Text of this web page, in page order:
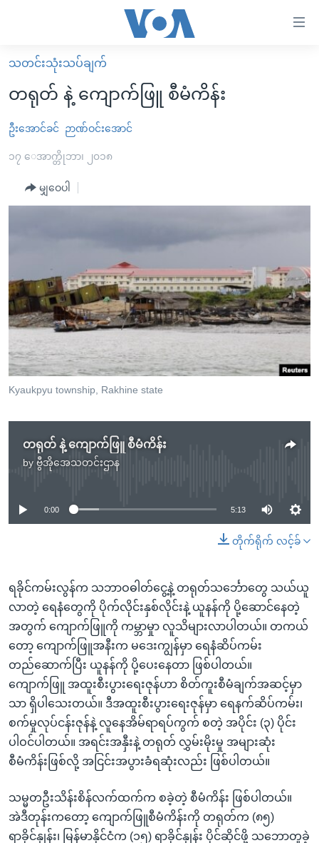
လွယ်ကူ
စေ
Link
များ
အကြောင်းအရာ
ရန်
ပင်မ
အ
ညွန်း
စာမျက်နှာ
ကြည့်
ရှာဖွေ
မူလစာမျက်နှာ
မြန်မာ
ကမ္ဘာ့သတင်းများ
နိုင်ငံတကာ
တရုတ်
ဗွီဒီယို
ရပ်ဝန်းတခု လမ်းတခု အလွန်
မကြေးမုံရဲ့ အင်္ဂလိပ်စာ
ရုပ်ရှင်ထဲက အင်္ဂလိပ်စာ
သုတပဒေသာ အင်္ဂလိပ်စာ
ရေဒီယို
တီဗွီ
ရေဒီယိုနှင့်ရုပ်သံ အချက်အလက်များ
ရေဒီယို/တီဗွီအစီအစဉ်
Learning English
ဘာသာစကားများ
သတင်းသုံးသပ်ချက်
တရုတ် နဲ့ ကျောက်ဖြူ စီမံကိန်း
ဦးအောင်ခင် ဉာဏ်ဝင်းအောင်
၁၇ ေအာက္တိုဘာ၊ ၂၀၁၈
မျှဝေပါ
Kyaukpyu township, Rakhine state
တရုတ် နဲ့ ကျောက်ဖြူ စီမံကိန်း
by ဗွီအိုအေသတင်းဌာန
No media source currently available
0:00 5:13
တိုက်ရိုက် လင့်ခ်
ရခိုင်ကမ်းလွန်က သဘာဝဓါတ်ငွေ့နဲ့ တရုတ်သင်္ဘောတွေ သယ်ယူ
လာတဲ့ ရေနံတွေကို ပိုက်လိုင်းနှစ်လိုင်းနဲ့ ယူနန်ကို ပို့ဆောင်နေတဲ့
အတွက် ကျောက်ဖြူကို ကမ္ဘာမှုာ လူသိများလာပါတယ်။ တကယ်
တော့ ကျောက်ဖြူအနီးက မဒေးကျွန်မှာ ရေနံဆိပ်ကမ်း
တည်ဆောက်ပြီး ယူနန်ကို ပို့ပေးနေတာ ဖြစ်ပါတယ်။
ကျောက်ဖြူ အထူးစီးပွားရေးဇုန်ဟာ စိတ်ကူးစီမံချက်အဆင့်မှာ
သာ ရှိပါသေးတယ်။ ဒီအထူးစီးပွားရေးဇုန်မှာ ရေနက်ဆိပ်ကမ်း၊
စက်မှုလုပ်ငန်းဇုန်နဲ့ လူနေအိမ်ရာရပ်ကွက် စတဲ့ အပိုင်း (၃) ပိုင်း
ပါဝင်ပါတယ်။ အရင်းအနှီးနဲ့ တရုတ် လွှမ်းမိုးမှု အများဆုံး
စီမံကိန်းဖြစ်လို့ အငြင်းအပွားခံရဆုံးလည်း ဖြစ်ပါတယ်။
သမ္မတဦးသိန်းစိန်လက်ထက်က စခဲ့တဲ့ စီမံကိန်း ဖြစ်ပါတယ်။
အဲဒီတုန်းကတော့ ကျောက်ဖြူစီမံကိန်းကို တရုတ်က (၈၅)
ရာခိုင်နှုန်း၊ မြန်မာနိုင်ငံက (၁၅) ရာခိုင်နှုန်း ပိုင်ဆိုင်ဖို့ သဘောတူခဲ့